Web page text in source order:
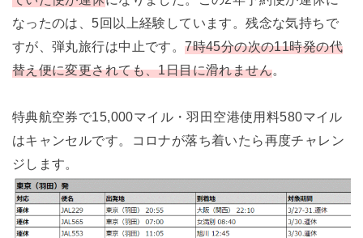
なったのは、5回以上経験しています。残念な気持ちで
すが、弾丸旅行は中止です。7時45分の次の11時発の代
替え便に変更されても、1日目に滑れません。
特典航空券で15,000マイル・羽田空港使用料580マイル
はキャンセルです。コロナが落ち着いたら再度チャレン
ジします。